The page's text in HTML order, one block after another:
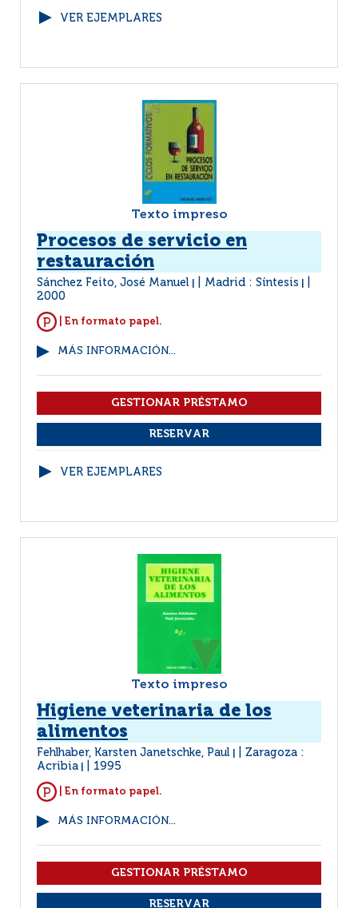
VER EJEMPLARES
Texto impreso
Procesos de servicio en
restauración
Sánchez Feito, José Manuel Madrid : Síntesis
2000
| En formato papel.
MÁS INFORMACIÓN...
VER EJEMPLARES
Texto impreso
Higiene veterinaria de los
alimentos
Fehlhaber, Karsten Janetschke, Paul
Zaragoza :
Acribia
1995
| En formato papel.
MÁS INFORMACIÓN...